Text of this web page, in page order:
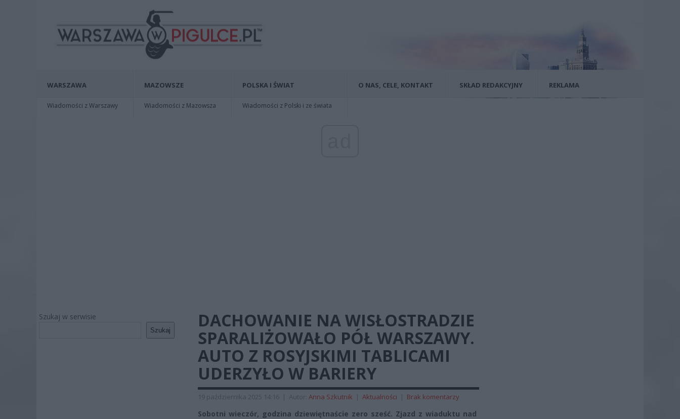
WARSZAWA
Wiadomości z Warszawy
MAZOWSZE
Wiadomości z Mazowsza
POLSKA I ŚWIAT
Wiadomości z Polski i ze świata
O NAS, CELE, KONTAKT SKŁAD REDAKCYJNY REKLAMA
Szukaj w serwisie
Szukaj
DACHOWANIE NA WISŁOSTRADZIE
SPARALIŻOWAŁO PÓŁ WARSZAWY.
AUTO Z ROSYJSKIMI TABLICAMI
UDERZYŁO W BARIERY
19 października 2025 14:16 | Autor: Anna Szkutnik | Aktualności | Brak komentarzy
Sobotni wieczór, godzina dziewiętnaście zero sześć. Zjazd z wiaduktu nad